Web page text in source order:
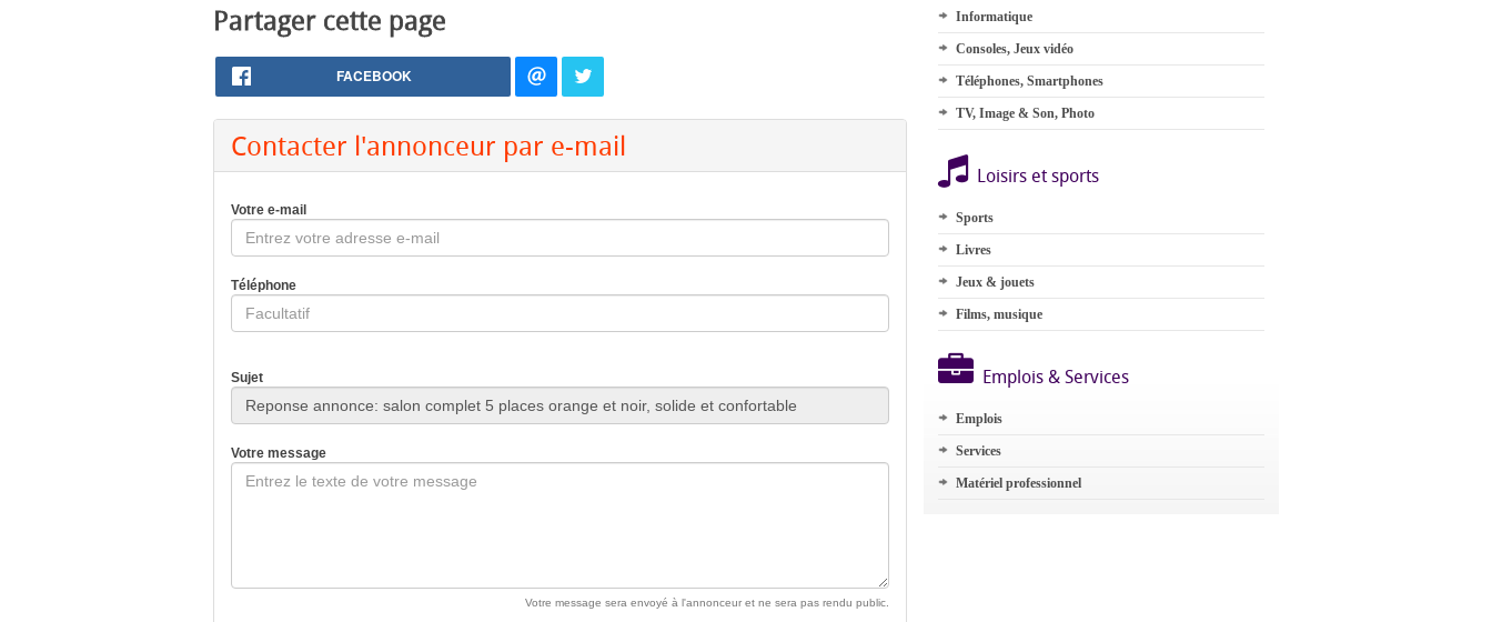
Partager cette page
FACEBOOK
Contacter l'annonceur par e-mail
Votre e-mail
Téléphone
Sujet
Votre message
Votre message sera envoyé à l'annonceur et ne sera pas rendu public.
Informatique
Consoles, Jeux vidéo
Téléphones, Smartphones
TV, Image & Son, Photo
Loisirs et sports
Sports
Livres
Jeux & jouets
Films, musique
Emplois & Services
Emplois
Services
Matériel professionnel